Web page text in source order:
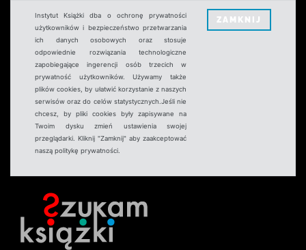
Instytut Książki dba o ochronę prywatności
użytkowników i bezpieczeństwo przetwarzania
ich danych osobowych oraz stosuje
odpowiednie rozwiązania technologiczne
zapobiegające ingerencji osób trzecich w
prywatność użytkowników. Używamy także
plików cookies, by ułatwić korzystanie z naszych
serwisów oraz do celów statystycznych.Jeśli nie
chcesz, by pliki cookies były zapisywane na
Twoim dysku zmień ustawienia swojej
przeglądarki. Kliknij "Zamknij" aby zaakceptować
naszą politykę prywatności.
ZAMKNIJ